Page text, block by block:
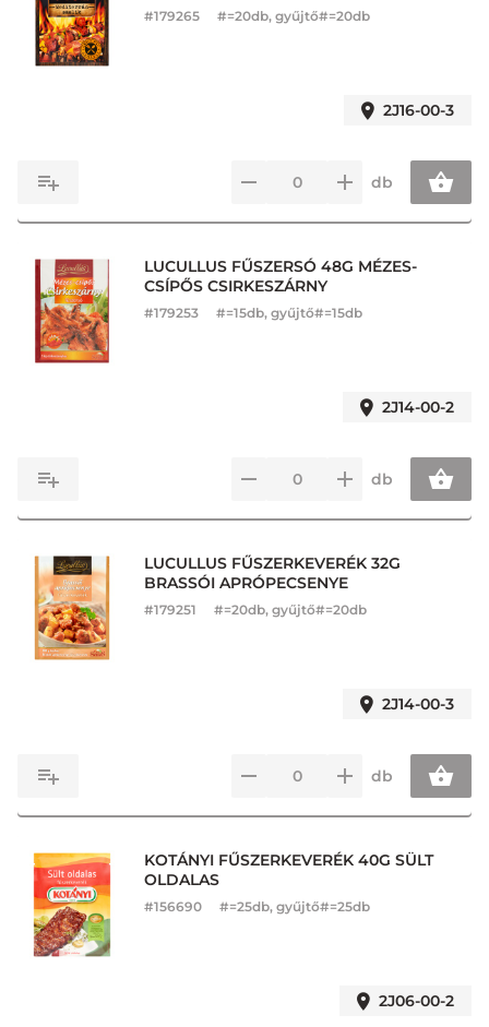
#179265 #=20db, gyűjtő#=20db
2J16-00-3
db
LUCULLUS FŰSZERSÓ 48G MÉZES-
CSÍPŐS CSIRKESZÁRNY
#179253 #=15db, gyűjtő#=15db
2J14-00-2
db
LUCULLUS FŰSZERKEVERÉK 32G
BRASSÓI APRÓPECSENYE
#179251 #=20db, gyűjtő#=20db
2J14-00-3
db
KOTÁNYI FŰSZERKEVERÉK 40G SÜLT
OLDALAS
#156690 #=25db, gyűjtő#=25db
2J06-00-2